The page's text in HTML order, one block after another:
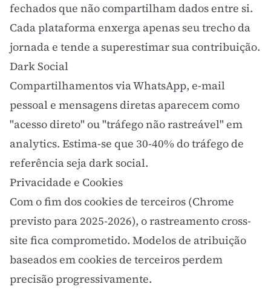
fechados que não compartilham dados entre si.
Cada plataforma enxerga apenas seu trecho da
jornada e tende a superestimar sua contribuição.
Dark Social
Compartilhamentos via WhatsApp, e-mail
pessoal e mensagens diretas aparecem como
"acesso direto" ou "tráfego não rastreável" em
analytics. Estima-se que 30-40% do tráfego de
referência sejadark social.
Privacidade e Cookies
Com o fim dos cookies de terceiros (Chrome
previsto para 2025-2026), o rastreamento cross-
site fica comprometido. Modelos de atribuição
baseados em cookies de terceiros perdem
precisão progressivamente.